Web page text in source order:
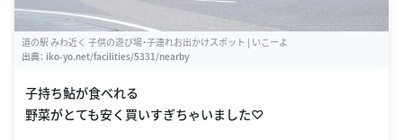
道の駅 みわ近く 子供の遊び場・子連れお出かけスポット | いこーよ
出典： iko-yo.net/facilities/5331/nearby
子持ち鮎が食べれる
野菜がとても安く買いすぎちゃいました♡